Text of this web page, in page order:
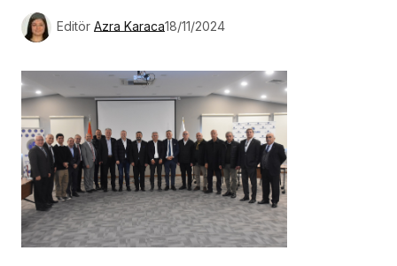
Editör Azra Karaca18/11/2024